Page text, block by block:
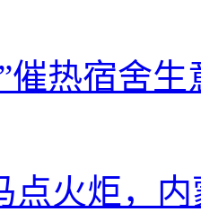
催热宿舍
点火炬，